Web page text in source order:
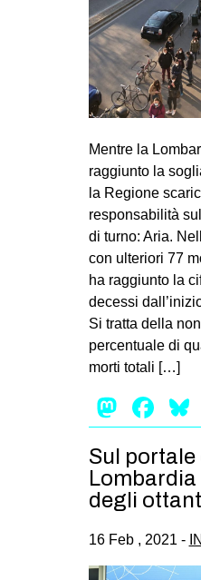
Mentre la
raggiunto la
la Regione
responsabilità
di turno: Aria.
con ulteriori 77
ha raggiunto la
decessi
Si tratta della
percentuale di
morti totali […]
Sul portale
Lombardia
degli
16 Feb , 2021 -